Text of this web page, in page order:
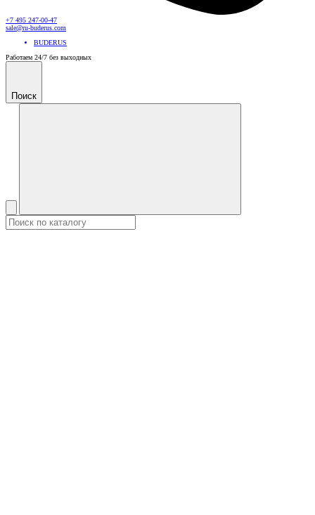
+7 495 247-00-47
sale@ru-buderus.com
BUDERUS
Работаем 24/7 без выходных
Поиск